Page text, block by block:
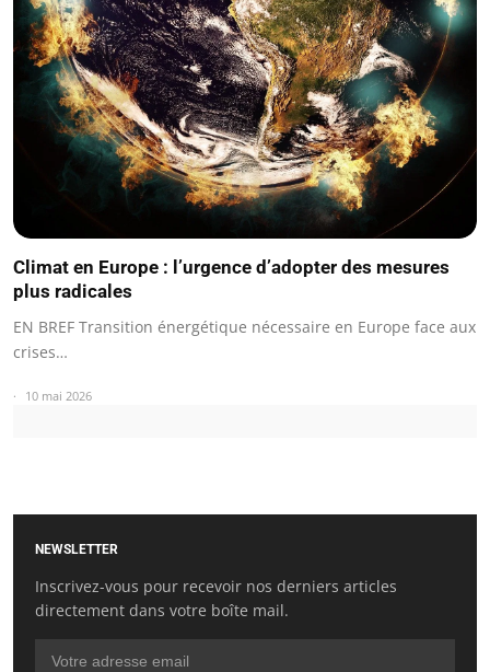
Climat en Europe : l’urgence d’adopter des mesures
plus radicales
EN BREF Transition énergétique nécessaire en Europe face aux
crises…
10 mai 2026
NEWSLETTER
Inscrivez-vous pour recevoir nos derniers articles
directement dans votre boîte mail.